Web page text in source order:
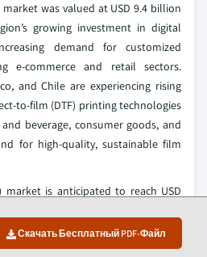
Скачать Бесплатный PDF-Файл
was valued at USD 9.4 billion
growing investment in digital
demand for customized
e-commerce and retail sectors.
and Chile are experiencing rising
to-film (DTF) printing technologies
beverage, consumer goods, and
for high-quality, sustainable film
market is anticipated to reach USD
the region’s growing investment in
government-led national
and increasing demand for